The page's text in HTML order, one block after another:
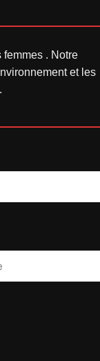
femmes . Notre
et les